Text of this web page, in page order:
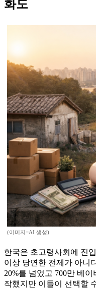
화도
(이미지=AI 생성)
한국은 초고령사회에 진
이상 당연한 전제가 아니
20%를 넘었고 700만 베
작했지만 이들이 선택할